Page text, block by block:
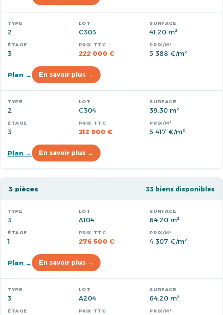
2 C303 41.20 m²
3 222 000 € 5 388 €/m²
Plan → En savoir plus →
2 C304 39.30 m²
3 212 900 € 5 417 €/m²
Plan → En savoir plus →
3 pièces 33 biens disponibles
3 A104 64.20 m²
1 276 500 € 4 307 €/m²
Plan → En savoir plus →
3 A204 64.20 m²